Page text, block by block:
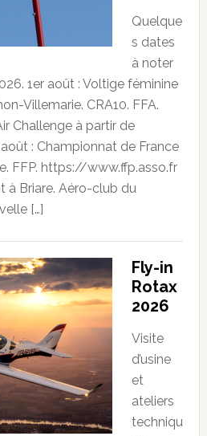
Quelque
s dates
à noter
1er août : Voltige féminine
Villemarie. CRA10. FFA.
Challenge à partir de
août : Championnat de France
FFP. https://www.ffp.asso.fr
à Briare. Aéro-club du
[…]
Fly-in
Rotax
2026
Visite
d’usine
et
ateliers
techniqu